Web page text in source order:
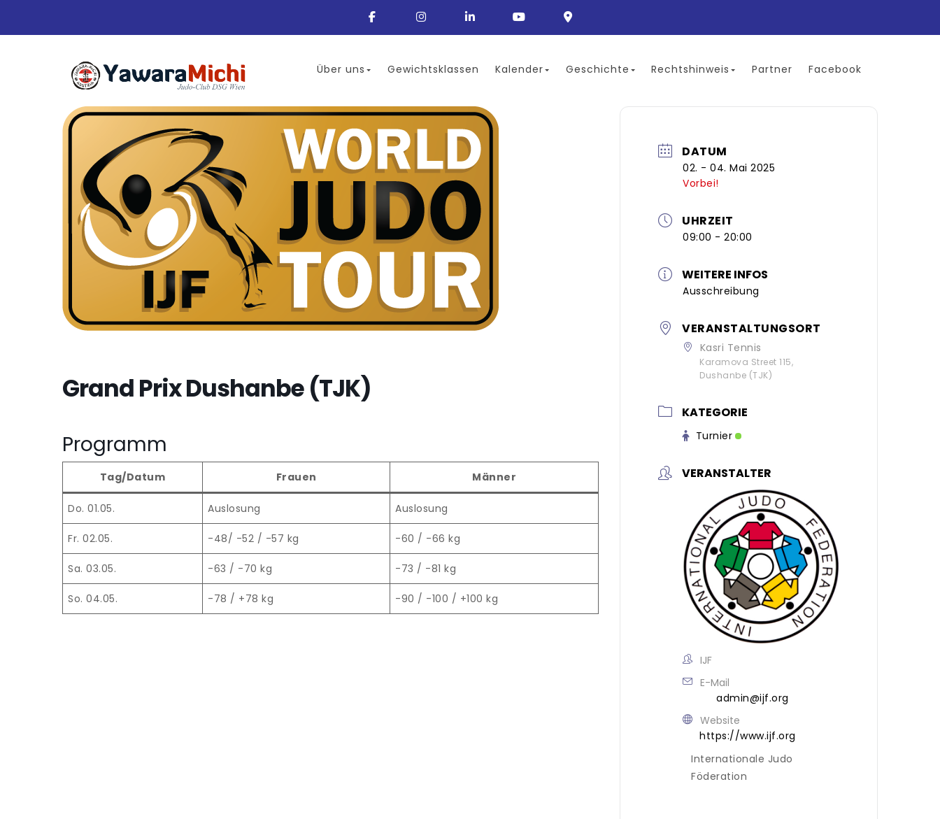
Über uns Gewichtsklassen Kalender Geschichte Rechtshinweis Partner Facebook
Grand Prix Dushanbe (TJK)
Programm
Tag/Datum Frauen Männer
Do. 01.05. Auslosung Auslosung
Fr. 02.05. -48/ -52 / -57 kg -60 / -66 kg
Sa. 03.05. -63 / -70 kg -73 / -81 kg
So. 04.05. -78 / +78 kg -90 / -100 / +100 kg
DATUM
02. - 04. Mai 2025
Vorbei!
UHRZEIT
09:00 - 20:00
WEITERE INFOS
Ausschreibung
VERANSTALTUNGSORT
Kasri Tennis
Karamova Street 115,
Dushanbe (TJK)
KATEGORIE
Turnier
VERANSTALTER
IJF
E-Mail
admin@ijf.org
Website
https://www.ijf.org
Internationale Judo
Föderation